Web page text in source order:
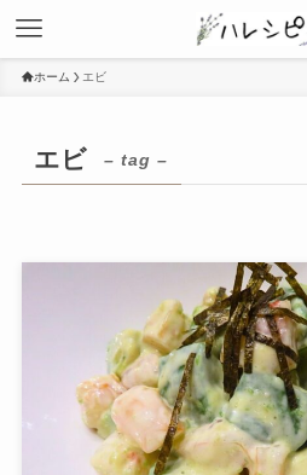
ホーム エビ
エビ – tag –